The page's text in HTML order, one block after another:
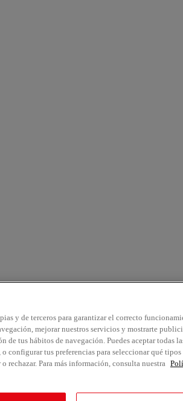
y de terceros para garantizar el correcto
mejorar nuestros servicios y mostrarte
de tus hábitos de navegación. Puedes aceptar todas
configurar tus preferencias para seleccionar qué tipos
rechazar. Para más información, consulta nuestra